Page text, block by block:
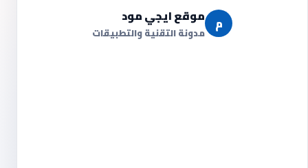
م موقع ايجي مود
مدونة التقنية والتطبيقات